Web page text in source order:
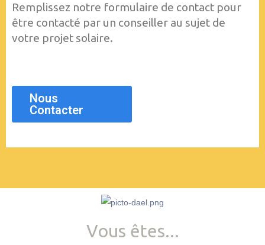
Remplissez notre formulaire de contact pour
être contacté par un conseiller au sujet de
votre projet solaire.
Nous
Contacter
Vous êtes...